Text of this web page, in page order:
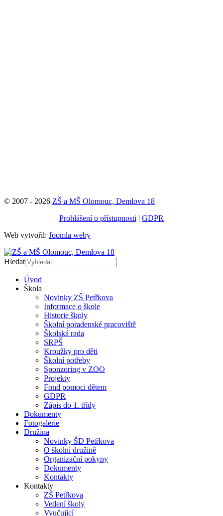
© 2007 - 2026 ZŠ a MŠ Olomouc, Demlova 18
Prohlášení o přístupnosti | GDPR
Web vytvořil: Joomla weby
Hledat
Úvod
Škola
Novinky ZŠ Petřkova
Informace o škole
Historie školy
Školní poradenské pracoviště
Školská rada
SRPŠ
Kroužky pro děti
Školní potřeby
Sponzoring v ZOO
Projekty
Fond pomoci dětem
GDPR
Zápis do 1. třídy
Dokumenty
Fotogalerie
Družina
Novinky ŠD Petřkova
O školní družině
Organizační pokyny
Dokumenty
Kontakty
Kontakty
ZŠ Petřkova
Vedení školy
Vyučující